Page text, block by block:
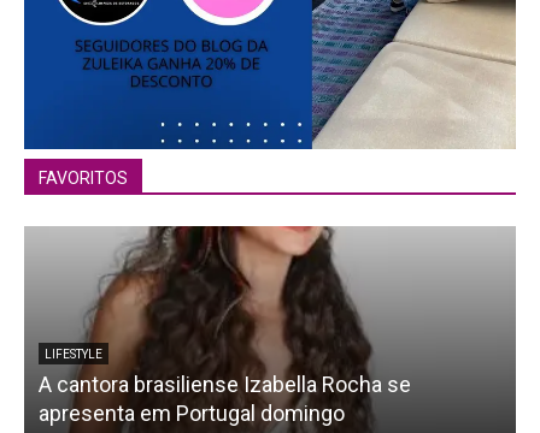
FAVORITOS
LIFESTYLE
A cantora brasiliense Izabella Rocha se
apresenta em Portugal domingo